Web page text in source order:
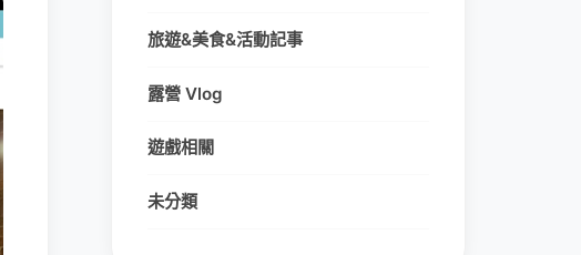
旅遊&美食&活動記事
露營 Vlog
遊戲相關
未分類